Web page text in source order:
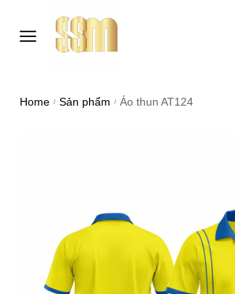
Home / Sản phẩm / Áo thun AT124